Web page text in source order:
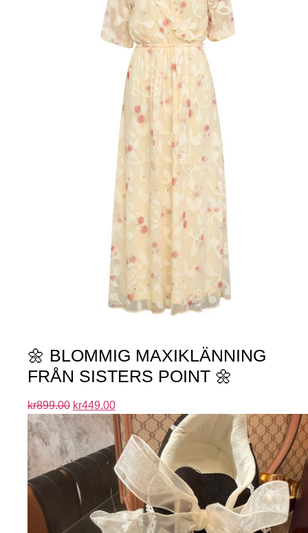
🌼 BLOMMIG MAXIKLÄNNING
FRÅN SISTERS POINT 🌼
kr899.00 kr449.00